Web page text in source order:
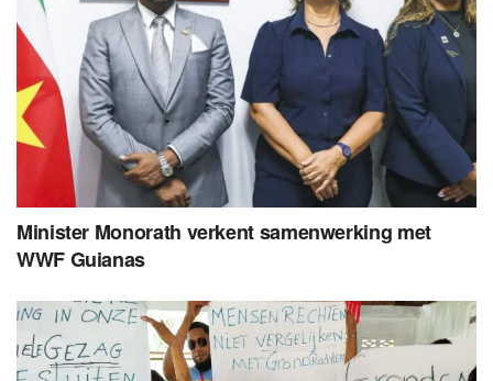
Minister Monorath verkent samenwerking met
WWF Guianas